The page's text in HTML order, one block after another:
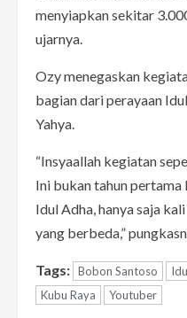
menyiapkan sekitar
ujarnya.
Ozy menegaskan
bagian dari perayaan
Yahya.
“Insyaallah kegiatan
Ini bukan tahun
Idul Adha, hanya saja
yang berbeda,”
Tags: Bobon Santoso
Kubu Raya
Youtuber